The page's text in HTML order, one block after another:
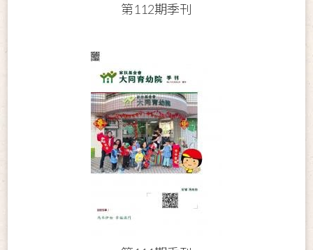
第112期季刊